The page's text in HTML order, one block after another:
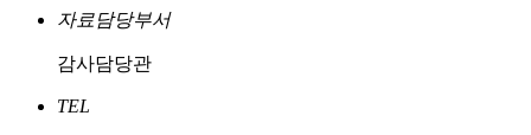
자료담당부서
감사담당관
TEL